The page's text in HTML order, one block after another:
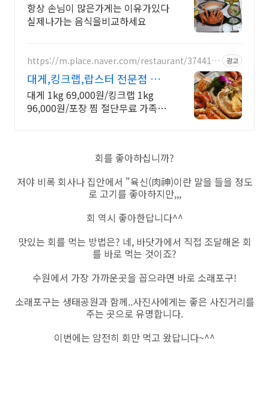
항상 손님이 많은가게는 이유가있다
실제나가는 음식을비교하세요
https://m.place.naver.com/restaurant/374418
광고
대게,킹크랩,랍스터 전문점 조
용하게 식사가 가능한 장소
대게 1kg 69,000원/킹크랩 1kg
96,000원/포장 찜 절단무료 가족외
회를 좋아하십니까?
저야 비록 회사나 집안에서 "육신(肉神)이란 말을 들을 정도
로 고기를 좋아하지만,,,
회 역시 좋아한답니다^^
맛있는 회를 먹는 방법은? 네, 바닷가에서 직접 조달해온 회
를 바로 먹는 것이죠?
수원에서 가장 가까운곳을 꼽으라면 바로 소래포구!
소래포구는 생태공원과 함께..사진사에게는 좋은 사진거리를
주는 곳으로 유명합니다.
이번에는 얌전히 회만 먹고 왔답니다~^^